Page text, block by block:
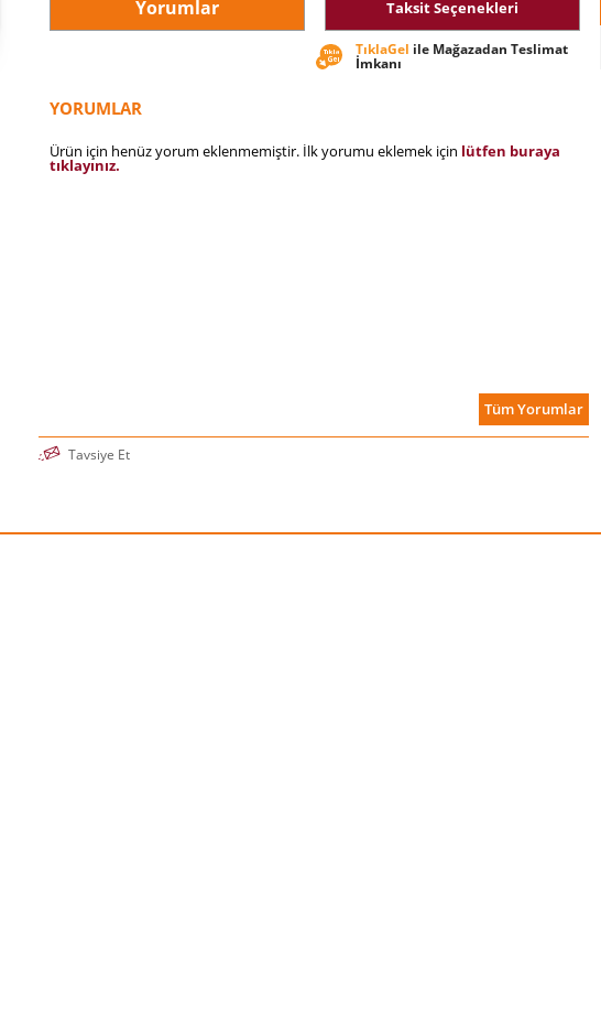
Yorumlar Taksit Seçenekleri
TıklaGel ile Mağazadan Teslimat
İmkanı
YORUMLAR
Ürün için henüz yorum eklenmemiştir. İlk yorumu eklemek için lütfen buraya
tıklayınız.
Tüm Yorumlar
Tavsiye Et